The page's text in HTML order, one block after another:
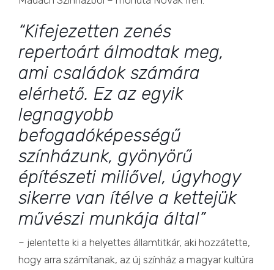
“Kifejezetten zenés
repertoárt álmodtak meg,
ami családok számára
elérhető. Ez az egyik
legnagyobb
befogadóképességű
színházunk, gyönyörű
építészeti miliővel, úgyhogy
sikerre van ítélve a kettejük
művészi munkája által”
– jelentette ki a helyettes államtitkár, aki hozzátette,
hogy arra számítanak, az új színház a magyar kultúra